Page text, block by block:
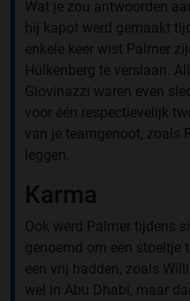
Wat je zou antwoorden
hij kapot werd gemaakt
enkele keer wist Palmer
Hülkenberg te verslaan.
Giovinazzi waren even
voor één respectievelijk
van je teamgenoot, zoals
leggen.
Karma
Ook werd Palmer tijdens
genoemd om een stoeltje
een vrij hadden, zoals
wel in Abu Dhabi, maar